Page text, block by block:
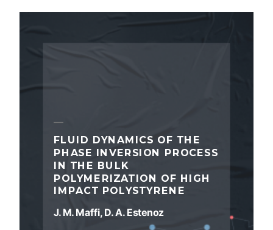
FLUID DYNAMICS OF THE
PHASE INVERSION PROCESS
IN THE BULK
POLYMERIZATION OF HIGH
IMPACT POLYSTYRENE
J. M. Maffi, D. A. Estenoz